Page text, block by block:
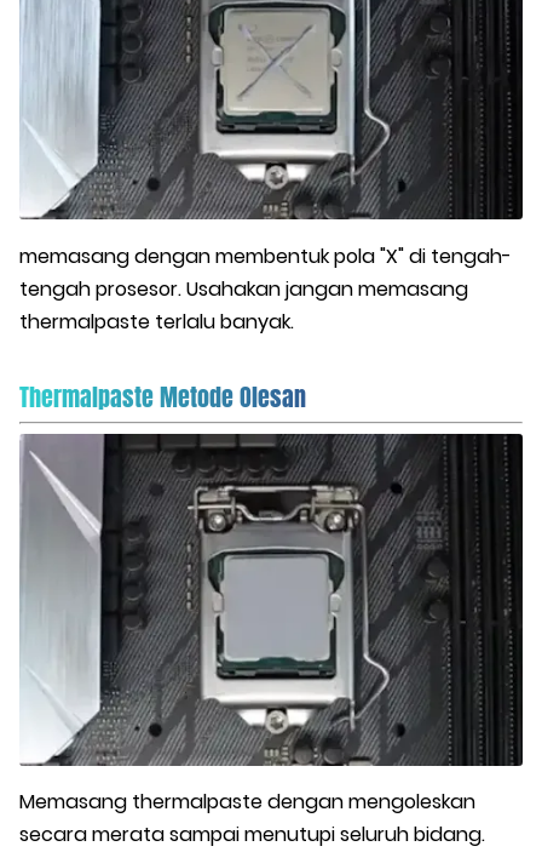
memasang dengan membentuk pola "X" di tengah-
tengah prosesor. Usahakan jangan memasang
thermalpaste terlalu banyak.
Thermalpaste Metode Olesan
Memasang thermalpaste dengan mengoleskan
secara merata sampai menutupi seluruh bidang.